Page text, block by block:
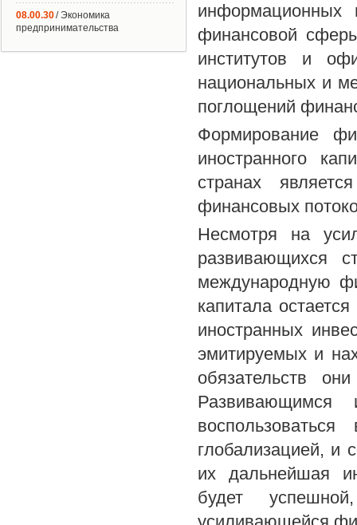
информационных
финансовой
институтов и
национальных и
поглощений
Формирование
иностранного
странах
финансовых
Несмотря на
развивающихся
международную
капитала
иностранных
эмитируемых и
обязательств
Развивающимся
глобализацией, и
их дальнейшая
будет
08.00.30/ Экономика
предпринимательства